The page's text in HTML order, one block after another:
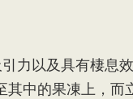
力以及具有棲息
中的果凍上，而